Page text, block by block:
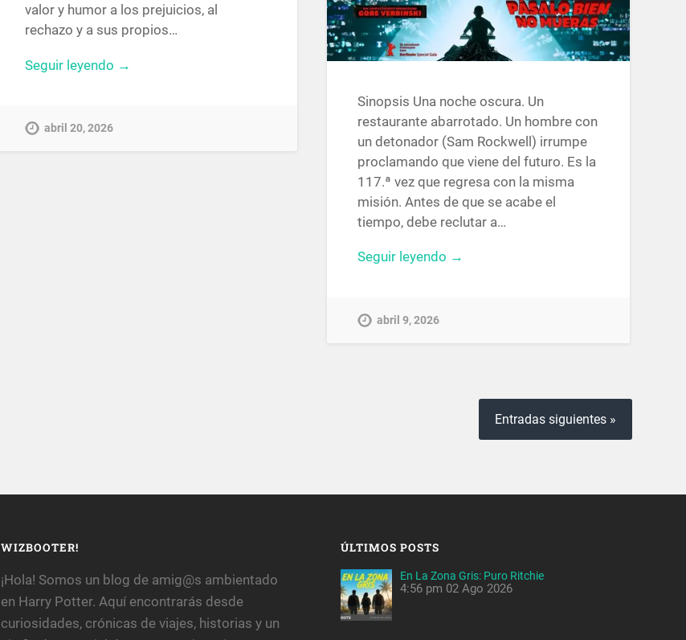
valor y humor a los prejuicios, al
rechazo y a sus propios…
Seguir leyendo →
abril 20, 2026
Sinopsis Una noche oscura. Un
restaurante abarrotado. Un hombre con
un detonador (Sam Rockwell) irrumpe
proclamando que viene del futuro. Es la
117.ª vez que regresa con la misma
misión. Antes de que se acabe el
tiempo, debe reclutar a…
Seguir leyendo →
abril 9, 2026
Entradas siguientes »
WIZBOOTER!
¡Hola! Somos un blog de amig@s ambientado
en Harry Potter. Aquí encontrarás desde
curiosidades, crónicas de viajes, historias y un
ÚLTIMOS POSTS
En La Zona Gris: Puro Ritchie
4:56 pm 02 Ago 2026